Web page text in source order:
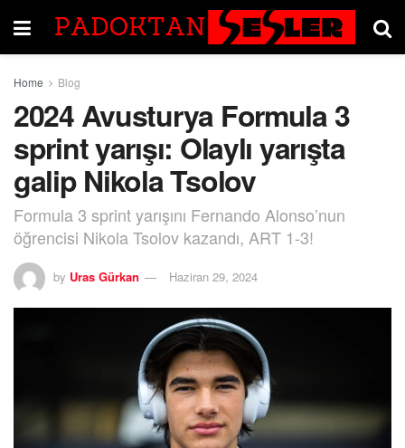
Home Blog
2024 Avusturya Formula 3
sprint yarışı: Olaylı yarışta
galip Nikola Tsolov
Formula 3 sprint yarışını Fernando Alonso’nun
öğrencisi Nikola Tsolov kazandı, ART 1-3!
by Uras Gürkan Haziran 29, 2024